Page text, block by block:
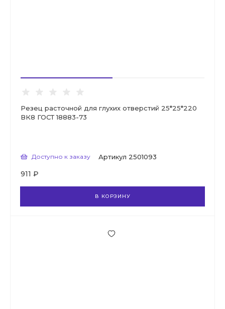
Резец расточной для глухих отверстий 25*25*220
ВК8 ГОСТ 18883-73
Доступно к заказу Артикул 2501093
911 ₽
В КОРЗИНУ